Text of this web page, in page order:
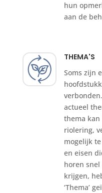
hun
aan de
THEMA'S
Soms zijn
actueel
thema
riolering,
mogelijk
en eisen
horen
krijgen,
‘Thema’